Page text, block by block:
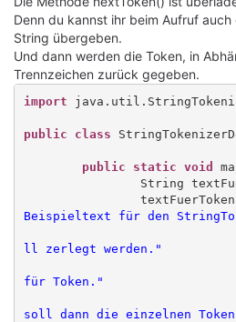
Denn du kannst ihr beim Aufruf auch
String übergeben.
Und dann werden die Token, in
Trennzeichen zurück gegeben.
import
public class
public static void
Beispieltext für den
ll zerlegt werden."
für Token."
soll dann die einzelnen